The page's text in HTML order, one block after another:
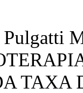
Pulgatti
TAXA